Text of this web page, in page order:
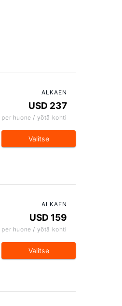
ALKAEN
USD 237
per huone / yötä kohti
Valitse
ALKAEN
USD 159
per huone / yötä kohti
Valitse